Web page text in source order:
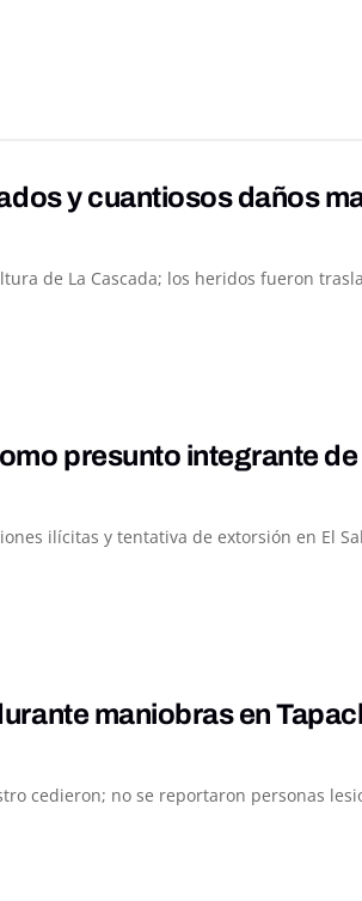
y cuantiosos daños
de La Cascada; los heridos fueron
presunto integrante
ilícitas y tentativa de extorsión en El
maniobras en
cedieron; no se reportaron personas